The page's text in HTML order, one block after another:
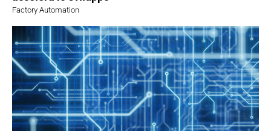
Factory Automation